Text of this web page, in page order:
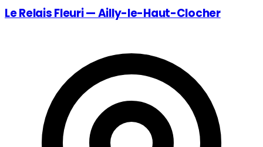
Le Relais Fleuri — Ailly-le-Haut-Clocher